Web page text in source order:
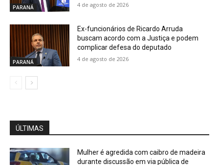
PARANÁ 4 de agosto de 2026
PARANÁ
Ex-funcionários de Ricardo Arruda
buscam acordo com a Justiça e podem
complicar defesa do deputado
4 de agosto de 2026
ÚLTIMAS
Mulher é agredida com caibro de madeira
durante discussão em via pública de